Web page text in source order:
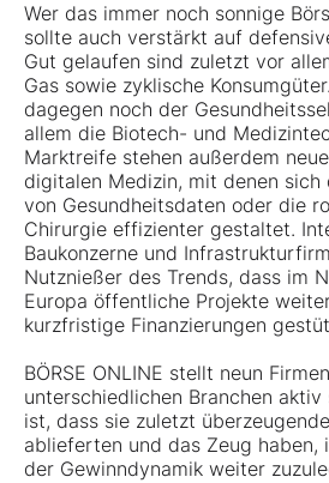
Wer das immer noch sonnige
sollte auch verstärkt auf
Gut gelaufen sind zuletzt vor
Gas sowie zyklische
dagegen noch der
allem die Biotech- und
Marktreife stehen außerdem
digitalen Medizin, mit denen sich
von Gesundheitsdaten oder die
Chirurgie effizienter gestaltet.
Baukonzerne und
Nutznießer des Trends, dass im
Europa öffentliche Projekte
kurzfristige Finanzierungen
BÖRSE ONLINE stellt neun
unterschiedlichen Branchen aktiv
ist, dass sie zuletzt
ablieferten und das Zeug haben,
der Gewinndynamik weiter